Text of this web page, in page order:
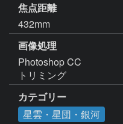
焦点距離
432mm
画像処理
Photoshop CC
トリミング
カテゴリー
星雲・星団・銀河